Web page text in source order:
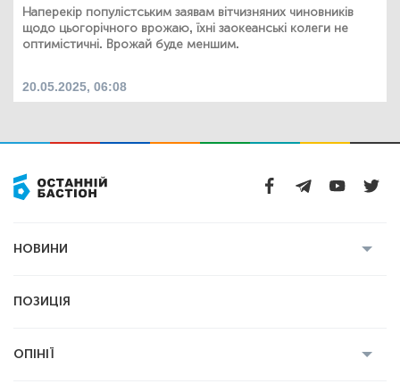
Наперекір популістським заявам вітчизняних чиновників
щодо цьогорічного врожаю, їхні заокеанські колеги не
оптимістичні. Врожай буде меншим.
20.05.2025, 06:08
НОВИНИ
Економіка
ПОЗИЦІЯ
ОПІНІЇ